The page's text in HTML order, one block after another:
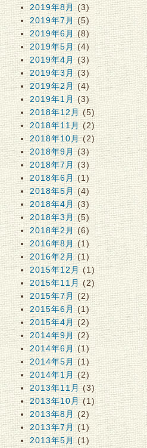
2019年8月(3)
2019年7月(5)
2019年6月(8)
2019年5月(4)
2019年4月(3)
2019年3月 (3)
2019年2月(4)
2019年1月(3)
2018年12月 (5)
2018年11月 (2)
2018年10月(2)
2018年9月(3)
2018年7月(3)
2018年6月 (1)
2018年5月(4)
2018年4月(3)
2018年3月(5)
2018年2月 (6)
2016年8月 (1)
2016年2月(1)
2015年12月 (1)
2015年11月 (2)
2015年7月 (2)
2015年6月(1)
2015年4月(2)
2014年9月(2)
2014年6月(1)
2014年5月 (1)
2014年1月(2)
2013年11月(3)
2013年10月(1)
2013年8月(2)
2013年7月(1)
2013年5月(1)